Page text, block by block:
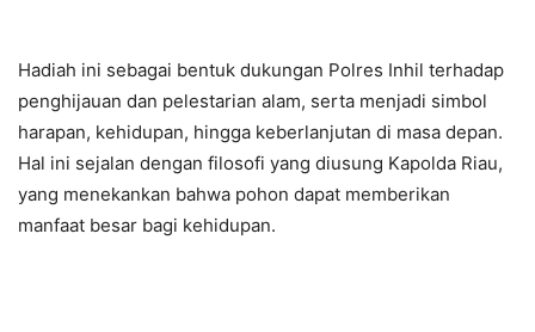
Hadiah ini sebagai bentuk dukungan Polres Inhil terhadap
penghijauan dan pelestarian alam, serta menjadi simbol
harapan, kehidupan, hingga keberlanjutan di masa depan.
Hal ini sejalan dengan filosofi yang diusung Kapolda Riau,
yang menekankan bahwa pohon dapat memberikan
manfaat besar bagi kehidupan.